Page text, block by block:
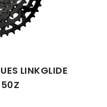
LINKGLIDE